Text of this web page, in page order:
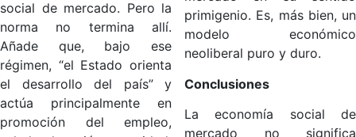
social de mercado. Pero la
norma no termina allí.
Añade que, bajo ese
régimen, “el Estado orienta
el desarrollo del país” y
actúa principalmente en
promoción del empleo,
primigenio. Es, más bien, un
modelo económico
neoliberal puro y duro.
Conclusiones
La economía social de
mercado no significa